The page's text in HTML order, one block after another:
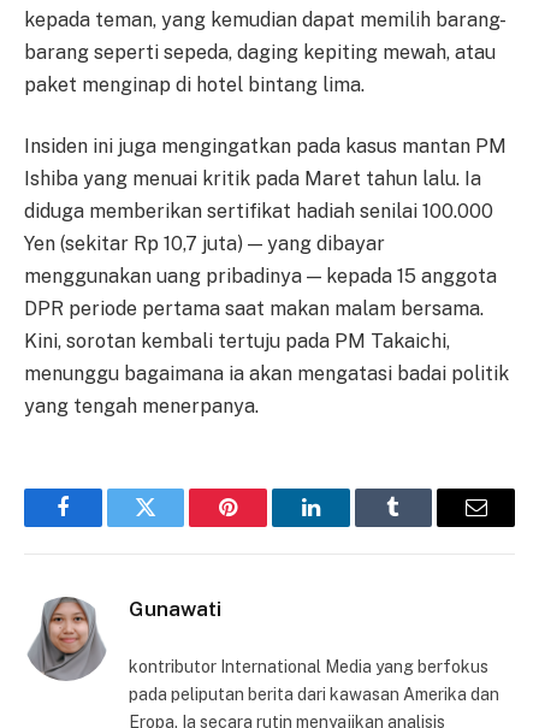
kepada teman, yang kemudian dapat memilih barang-
barang seperti sepeda, daging kepiting mewah, atau
paket menginap di hotel bintang lima.
Insiden ini juga mengingatkan pada kasus mantan PM
Ishiba yang menuai kritik pada Maret tahun lalu. Ia
diduga memberikan sertifikat hadiah senilai 100.000
Yen (sekitar Rp 10,7 juta) — yang dibayar
menggunakan uang pribadinya — kepada 15 anggota
DPR periode pertama saat makan malam bersama.
Kini, sorotan kembali tertuju pada PM Takaichi,
menunggu bagaimana ia akan mengatasi badai politik
yang tengah menerpanya.
FacebookTwitter Pinterest LinkedInTumblr Email
Gunawati
kontributor International Media yang berfokus
pada peliputan berita dari kawasan Amerika dan
Eropa. Ia secara rutin menyajikan analisis